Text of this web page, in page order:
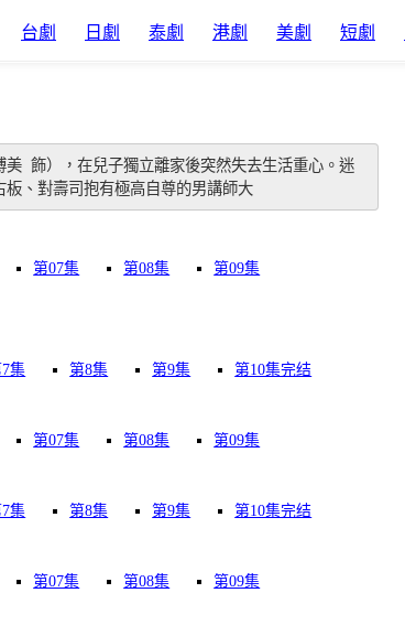
台劇 日劇 泰劇 港劇 美劇 短劇
美 飾），在兒子獨立離家後突然失去生活重心。迷
、對壽司抱有極高自尊的男講師大
第07集 第08集
第09集
集 第8集 第9集 第10集完结
第07集 第08集 第09集
集 第8集 第9集 第10集完结
第07集 第08集
第09集